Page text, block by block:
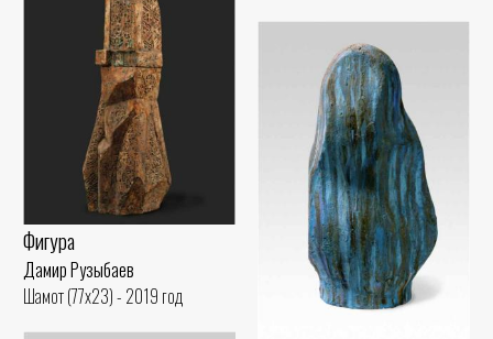
Фигура
Дамир Рузыбаев
Шамот (77x23) - 2019 год